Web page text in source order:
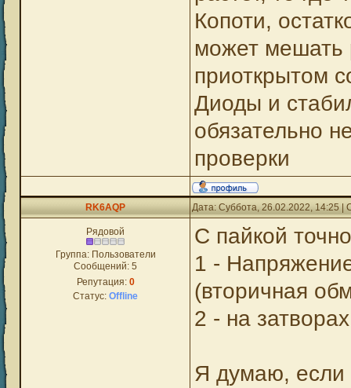
Копоти,
может мешать
приоткрытом
Диоды и
обязательно
проверки
RK6AQP Дата: Суббота, 26.02.2022, 14:25
Рядовой
Группа: Пользователи
Сообщений: 5
Репутация: 0
Статус: Offline
С пайкой
1 -
(вторичная
2 - на
Я думаю, если